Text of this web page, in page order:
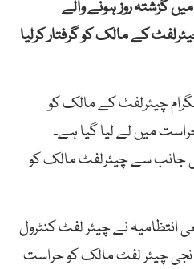
گزشتہ روز ہونے والے
کے مالک کو گرفتار کرلیا
چیئرلفٹ کے مالک کو
میں لے لیا گیا ہے۔
جانب سے چیئرلفٹ مالک کو
انتظامیہ نے چیئر لفٹ کنٹرول
نجی چیئر لفٹ مالک کو حراست